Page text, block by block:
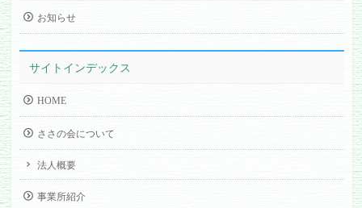
お知らせ
サイトインデックス
HOME
ささの会について
法人概要
事業所紹介